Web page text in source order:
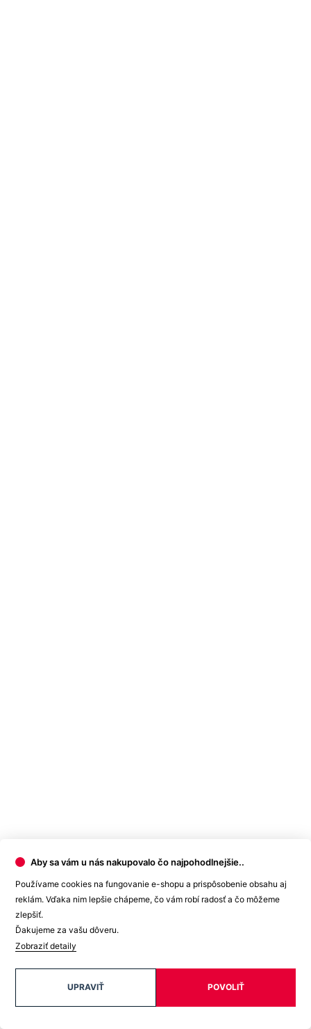
Aby sa vám u nás nakupovalo čo najpohodlnejšie..
Používame cookies na fungovanie e-shopu a prispôsobenie obsahu aj
reklám. Vďaka nim lepšie chápeme, čo vám robí radosť a čo môžeme
zlepšiť.
Ďakujeme za vašu dôveru.
Zobraziť detaily
POVOLIŤ
UPRAVIŤ